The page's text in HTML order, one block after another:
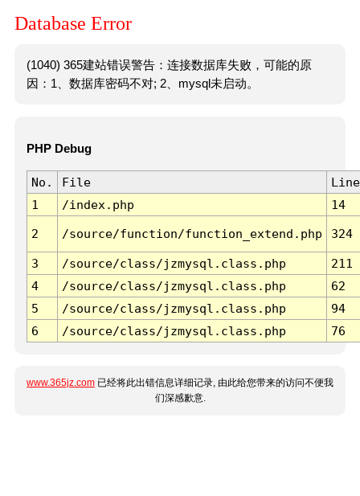
Database Error
(1040) 365建站错误警告：连接数据库失败，可能的原
因：1、数据库密码不对; 2、mysql未启动。
PHP Debug
No. File
Line
1
/index.php 14
2 /source/function/function_extend.php 324
3 /source/class/jzmysql.class.php
211
4
/source/class/jzmysql.class.php
62
5
/source/class/jzmysql.class.php
94
6
/source/class/jzmysql.class.php 76
www.365jz.com 已经将此出错信息详细记录, 由此给您带来的访问不便我
们深感歉意.